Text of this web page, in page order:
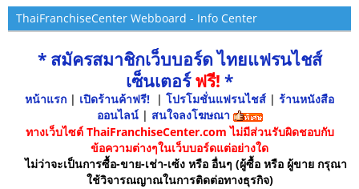
ThaiFranchiseCenter Webboard - Info Center
* สมัครสมาชิกเว็บบอร์ด ไทยแฟรนไชส์
เซ็นเตอร์ฟรี! *
หน้าแรก | เปิดร้านค้าฟรี! | โปรโมชั่นแฟรนไชส์ | ร้านหนังสือ
ออนไลน์ | สนใจลงโฆษณา
ทางเว็บไซต์ ThaiFranchiseCenter.com ไม่มีส่วนรับผิดชอบกับ
ข้อความต่างๆในเว็บบอร์ดแต่อย่างใด
ไม่ว่าจะเป็นการซื้อ-ขาย-เช่า-เซ้ง หรือ อื่นๆ (ผู้ซื้อ หรือ ผู้ขาย กรุณา
ใช้วิจารณญาณในการติดต่อทางธุรกิจ)